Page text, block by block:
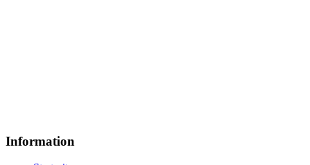
Information